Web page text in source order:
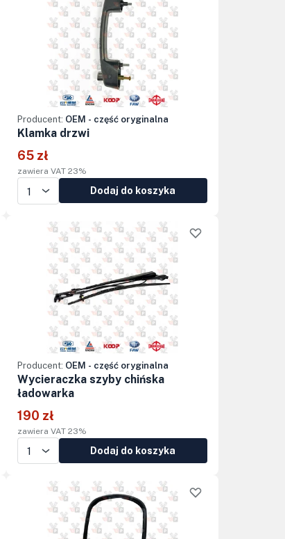
Producent: OEM - część oryginalna
Klamka drzwi
65 zł
zawiera VAT 23%
Dodaj do koszyka
Producent: OEM - część oryginalna
Wycieraczka szyby chińska
ładowarka
190 zł
zawiera VAT 23%
Dodaj do koszyka